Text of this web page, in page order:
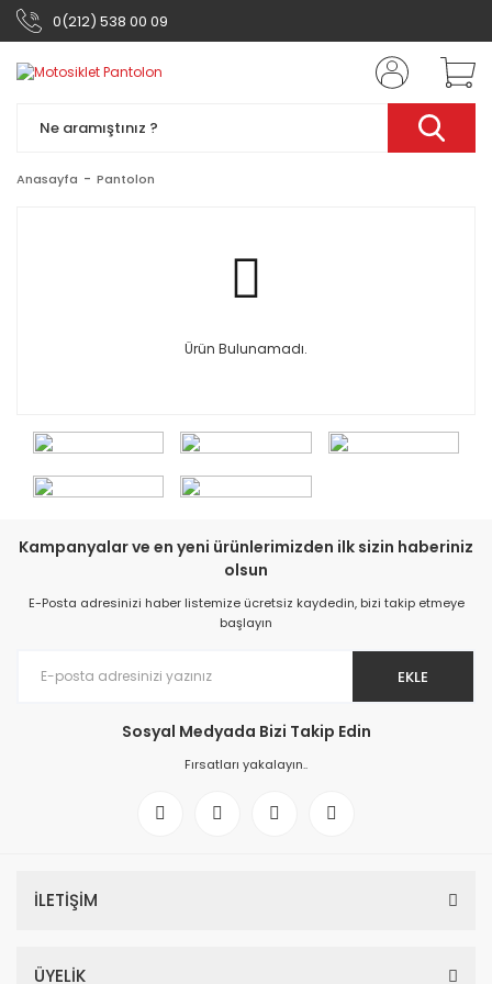
0(212) 538 00 09
Anasayfa Pantolon
Ürün Bulunamadı.
Kampanyalar ve en yeni ürünlerimizden ilk sizin haberiniz
olsun
E-Posta adresinizi haber listemize ücretsiz kaydedin, bizi takip etmeye
başlayın
EKLE
Sosyal Medyada Bizi Takip Edin
Fırsatları yakalayın..
İLETİŞİM
ÜYELİK